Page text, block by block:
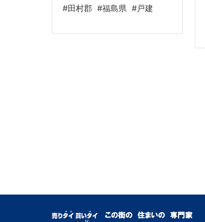
#田村郡 #福島県 #戸建